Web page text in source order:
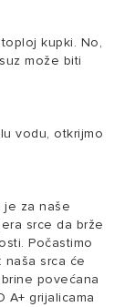
kupki. No,
može biti
vodu, otkrijmo
je za naše
srce da brže
Počastimo
srca će
povećana
A+ grijalicama